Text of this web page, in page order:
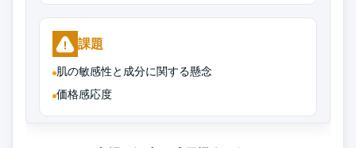
課題
肌の敏感性と成分に関する懸念
価格感応度